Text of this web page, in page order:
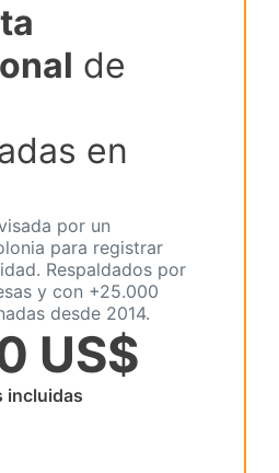
de
en
por un
para registrar
Respaldados por
y con +25.000
desde 2014.
US$
incluidas